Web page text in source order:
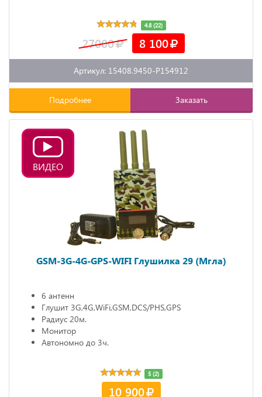
4.8 (22)
27000 8 100
Артикул: 15408.9450-P154912
Подробнее Заказать
ВИДЕО
GSM-3G-4G-GPS-WIFI Глушилка 29 (Мгла)
6 антенн
Глушит 3G,4G,WiFi,GSM,DCS/PHS,GPS
Радиус 20м.
Монитор
Автономно до 3ч.
5 (2)
10 900